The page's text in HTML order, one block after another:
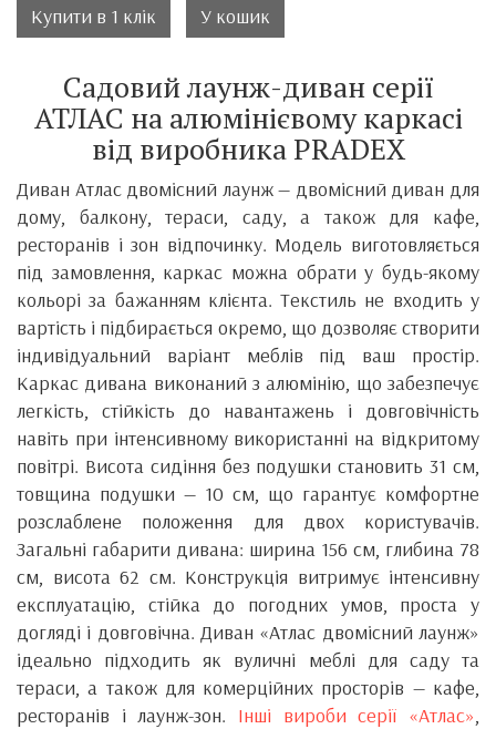
Купити в 1 клік У кошик
Садовий лаунж-диван серії
АТЛАС на алюмінієвому каркасі
від виробника PRADEX
Диван Атлас двомісний лаунж — двомісний диван для
дому, балкону, тераси, саду, а також для кафе,
ресторанів і зон відпочинку. Модель виготовляється
під замовлення, каркас можна обрати у будь-якому
кольорі за бажанням клієнта. Текстиль не входить у
вартість і підбирається окремо, що дозволяє створити
індивідуальний варіант меблів під ваш простір.
Каркас дивана виконаний з алюмінію, що забезпечує
легкість, стійкість до навантажень і довговічність
навіть при інтенсивному використанні на відкритому
повітрі. Висота сидіння без подушки становить 31 см,
товщина подушки — 10 см, що гарантує комфортне
розслаблене положення для двох користувачів.
Загальні габарити дивана: ширина 156 см, глибина 78
см, висота 62 см. Конструкція витримує інтенсивну
експлуатацію, стійка до погодних умов, проста у
догляді і довговічна. Диван «Атлас двомісний лаунж»
ідеально підходить як вуличні меблі для саду та
тераси, а також для комерційних просторів — кафе,
ресторанів і лаунж-зон. Інші вироби серії «Атлас»,